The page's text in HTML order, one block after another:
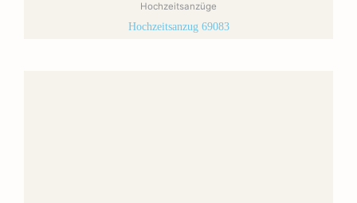
Hochzeitsanzüge
Hochzeitsanzug 69083